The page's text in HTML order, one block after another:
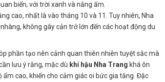
biển, với trời xanh và nắng ấm.
cao, nhất là vào tháng 10 và 11. Tuy nhiên, Nha
không gây cản trở lớn đến các hoạt động du
phần tạo nên cảnh quan thiên nhiên tuyệt sắc mà
lưu ý rằng, mặc dù khí hậu Nha Trang khá ôn
ẩm cao, khiến cho cảm giác oi bức gia tăng. Đặc